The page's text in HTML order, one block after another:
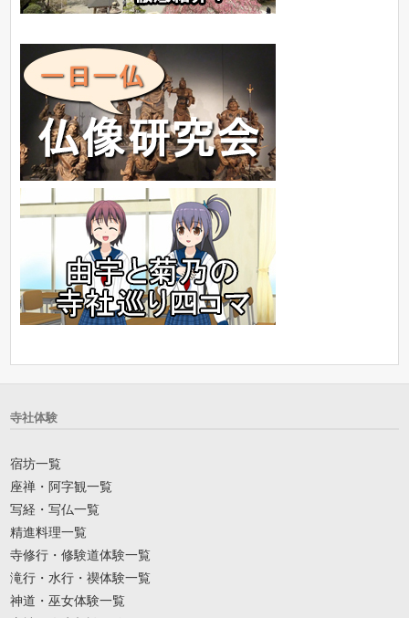
寺社体験
宿坊一覧
座禅・阿字観一覧
写経・写仏一覧
精進料理一覧
寺修行・修験道体験一覧
滝行・水行・禊体験一覧
神道・巫女体験一覧